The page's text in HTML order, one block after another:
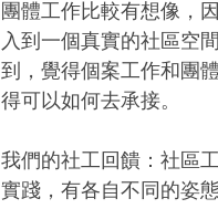
團體工作比較有想像，
入到一個真實的社區空
到，覺得個案工作和團
得可以如何去承接。
我們的社工回饋：社區
實踐，有各自不同的姿